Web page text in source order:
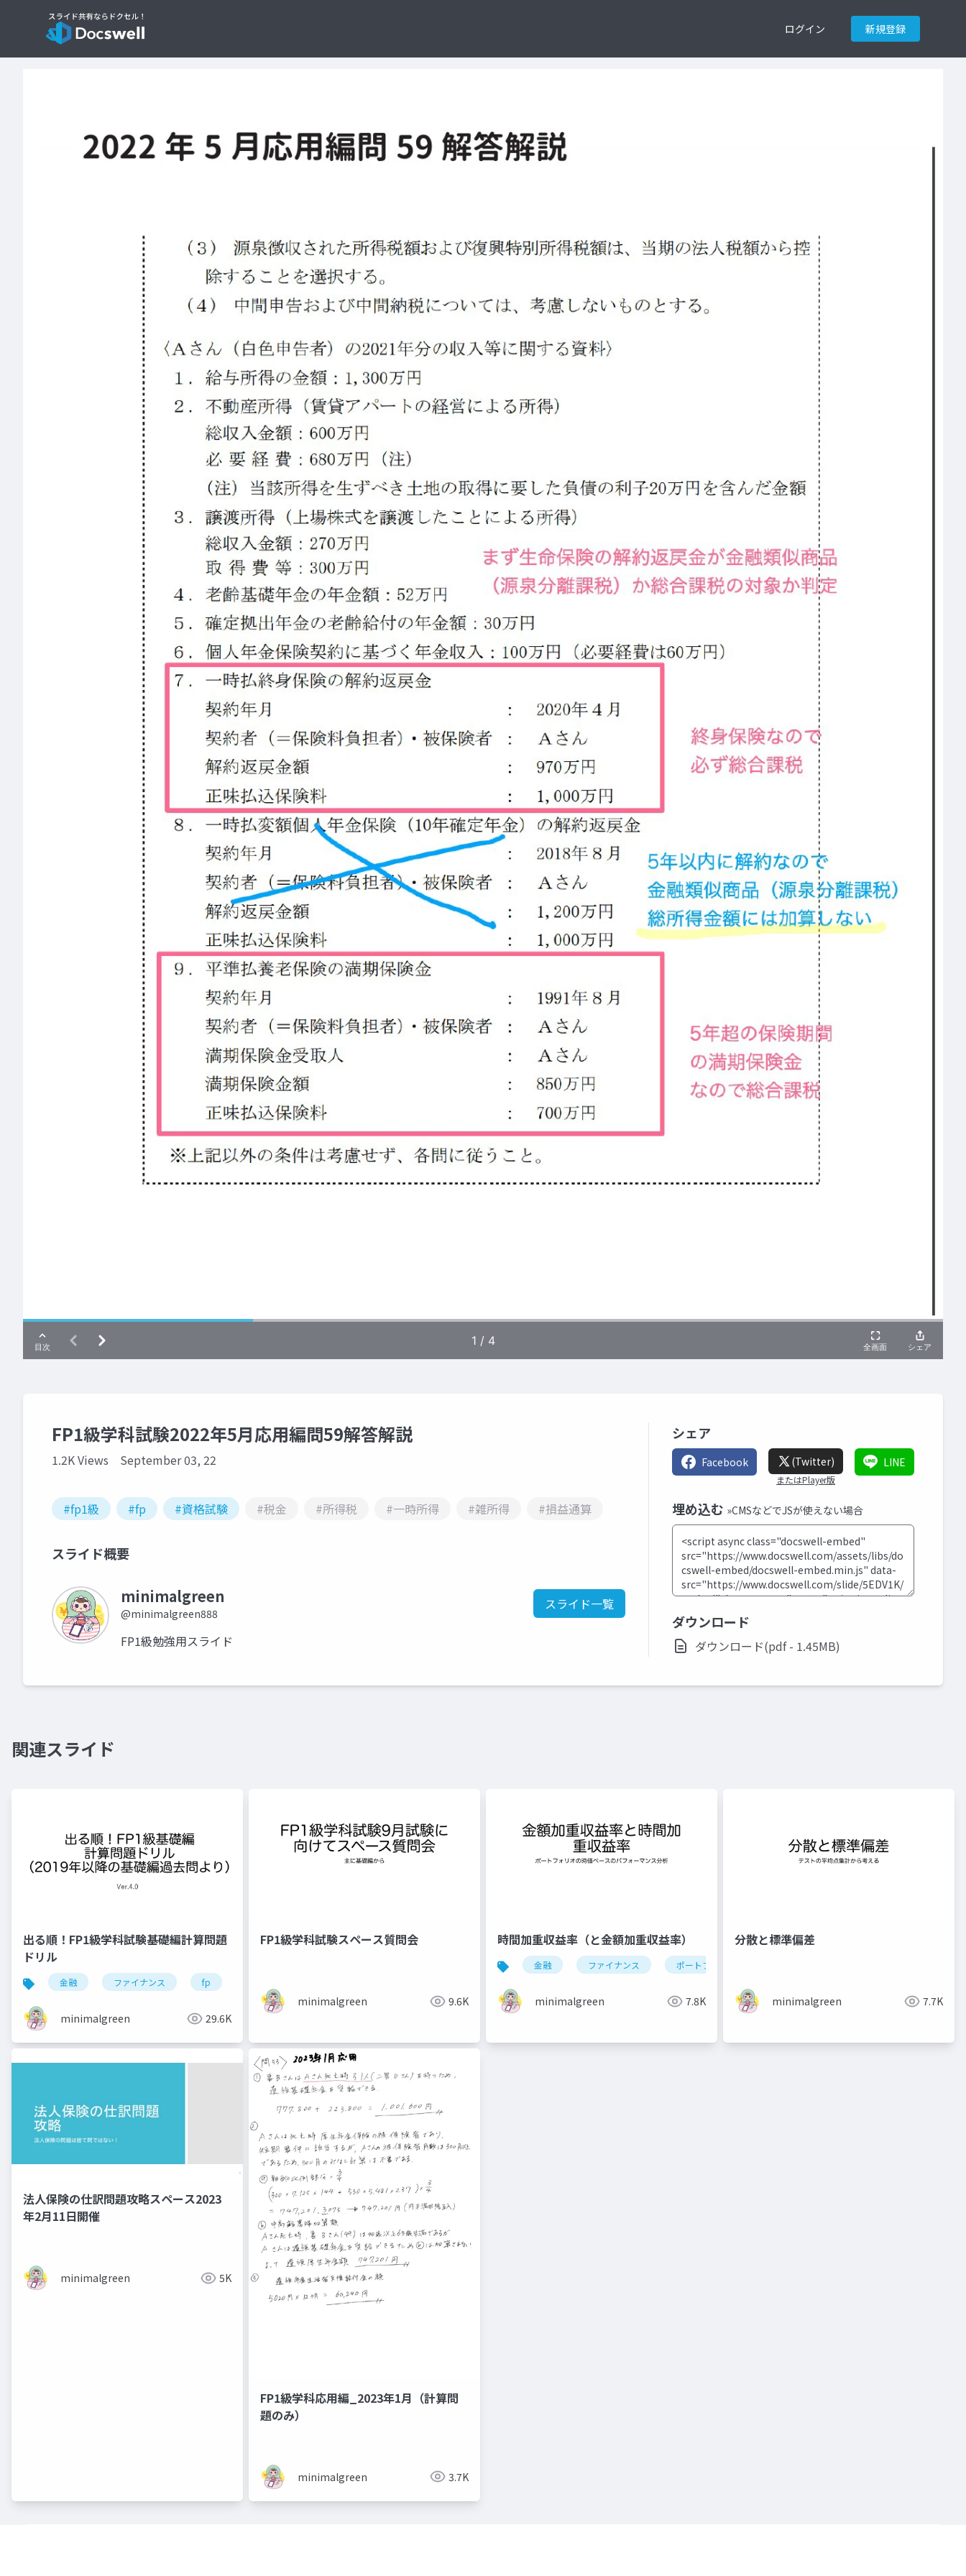
ログイン 新規登録
FP1級学科試験2022年5月応用編問59解答解説
1.2K Views September 03, 22
#fp1級 #fp #資格試験 #税金 #所得税 #一時所得 #雑所得 #損益通算
スライド概要
minimalgreen
@minimalgreen888
スライド一覧
FP1級勉強用スライド
シェア
Facebook (Twitter)
またはPlayer版
LINE
埋め込む »CMSなどでJSが使えない場合
ダウンロード
ダウンロード(pdf - 1.45MB)
関連スライド
出る順！FP1級学科試験基礎編計算問題
ドリル
金融 ファイナンス fp
minimalgreen 29.6K
FP1級学科試験スペース質問会
minimalgreen 9.6K
時間加重収益率（と金額加重収益率）
金融 ファイナンス ポートフォリオ
minimalgreen 7.8K
分散と標準偏差
minimalgreen 7.7K
法人保険の仕訳問題攻略スペース2023
年2月11日開催
minimalgreen 5K
FP1級学科応用編_2023年1月（計算問
題のみ）
minimalgreen 3.7K